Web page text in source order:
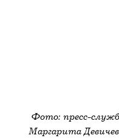
Фото: пресс-
Маргарита